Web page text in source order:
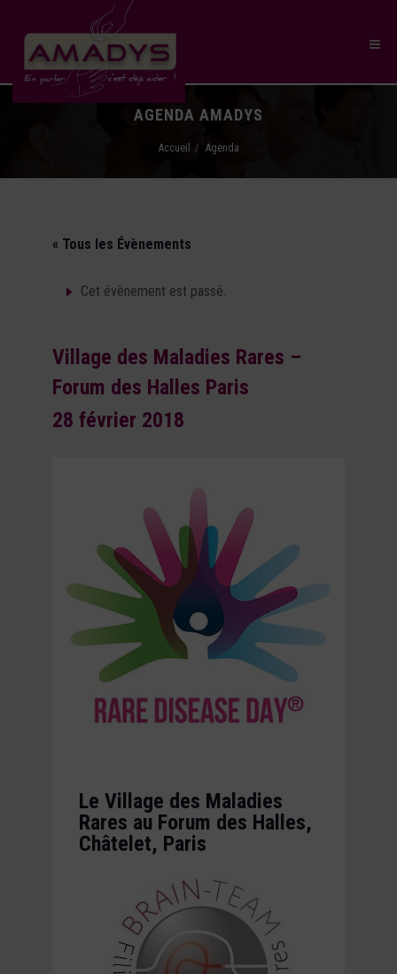
AGENDA AMADYS
Accueil Agenda
« Tous les Évènements
Cet évènement est passé.
Village des Maladies Rares –
Forum des Halles Paris
28 février 2018
Le Village des Maladies
Rares au Forum des Halles,
Châtelet, Paris